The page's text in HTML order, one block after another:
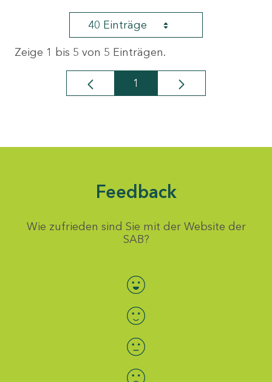
40 Einträge
Zeige 1 bis 5 von 5 Einträgen.
Seite
1
Feedback
Wie zufrieden sind Sie mit der Website der
SAB?
Bewertung auswählen